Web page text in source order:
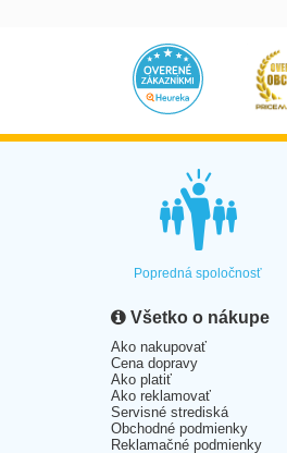
Popredná spoločnosť
Všetko o nákupe
Ako nakupovať
Cena dopravy
Ako platiť
Ako reklamovať
Servisné strediská
Obchodné podmienky
Reklamačné podmienky